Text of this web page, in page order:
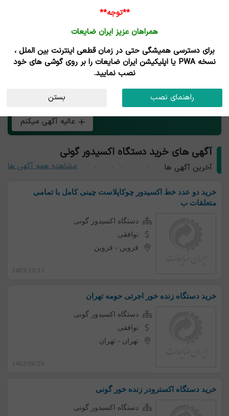
خرید و فروش دستگاه اکسیدور گونی
هر چی بار دستگاه اکسیدور گونی داری همین الان رایگان آگهی
کن و طعم تجارت آنلاین رو بچش!
عالیه آگهی میکنم
آگهی های خرید دستگاه اکسیدور گونی
آخرین آگهی ها مشاهده همه آگهی ها
خرید دو عدد خط اکسیدور چوکاپلاست چینی کامل با تمامی
متعلقات ب
دستگاه اکسیدور گونی
توافقی
قزوین - قزوین
1403/10/15
خرید دستگاه زنده خور اجرتی حومه تهران
دستگاه اکسیدور گونی
توافقی
تهران - تهران
1402/06/28
خرید دستگاه اکسترودر زنده خور گونی
دستگاه اکسیدور گونی
**توجه**
همراهان عزیز ایران ضایعات
برای دسترسی همیشگی حتی در زمان قطعی اینترنت بین الملل ،
نسخه PWA یا اپلیکیشن ایران ضایعات را بر روی گوشی های خود
نصب نمایید.
راهنمای نصب بستن